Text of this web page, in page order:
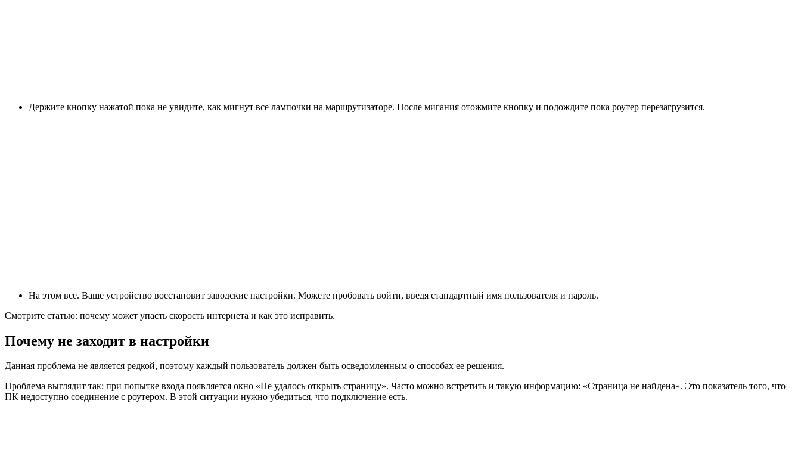
Держите кнопку нажатой пока не увидите, как мигнут все лампочки на маршрутизаторе. После мигания отожмите кнопку и подождите пока роутер перезагрузится.
На этом все. Ваше устройство восстановит заводские настройки. Можете пробовать войти, введя стандартный имя пользователя и пароль.
Смотрите статью: почему может упасть скорость интернета и как это исправить.
Почему не заходит в настройки
Данная проблема не является редкой, поэтому каждый пользователь должен быть осведомленным о способах ее решения.
Проблема выглядит так: при попытке входа появляется окно «Не удалось открыть страницу». Часто можно встретить и такую информацию: «Страница не найдена». Это показатель того, что
ПК недоступно соединение с роутером. В этой ситуации нужно убедиться, что подключение есть.